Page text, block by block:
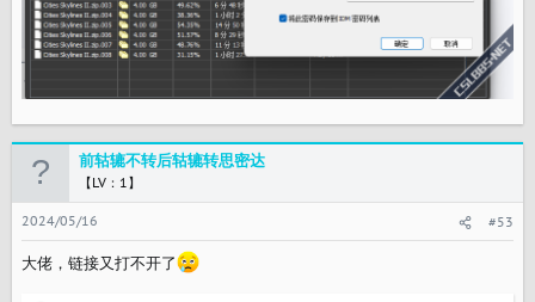
前轱辘不转后轱辘转思密达
【LV：1】
2024/05/16 #53
大佬，链接又打不开了